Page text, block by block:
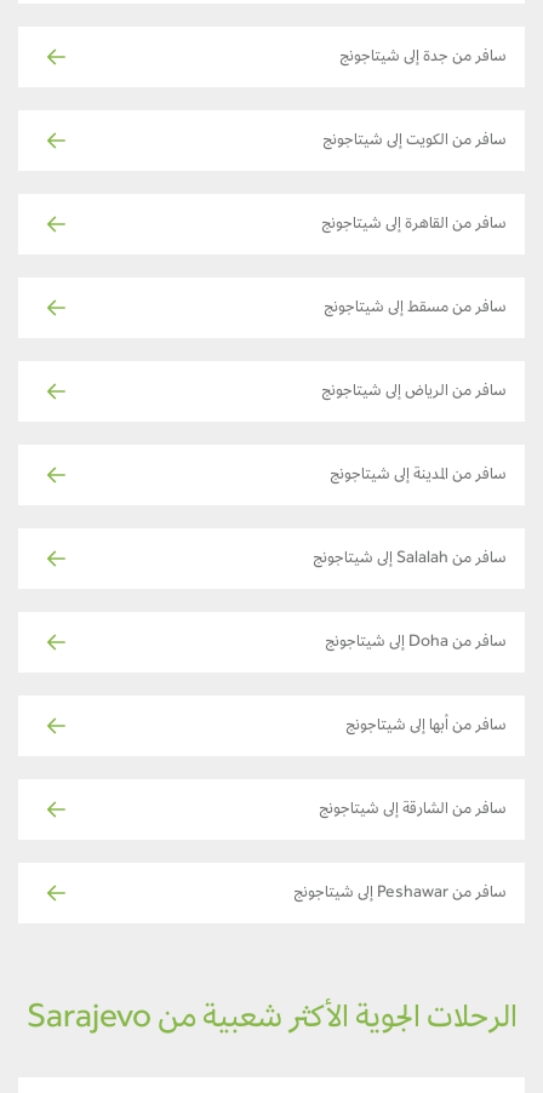
سافر من جدة إلى شيتاجونج
سافر من الكويت إلى شيتاجونج
سافر من القاهرة إلى شيتاجونج
سافر من مسقط إلى شيتاجونج
سافر من الرياض إلى شيتاجونج
سافر من المدينة إلى شيتاجونج
سافر من Salalah إلى شيتاجونج
سافر من Doha إلى شيتاجونج
سافر من أبها إلى شيتاجونج
سافر من الشارقة إلى شيتاجونج
سافر من Peshawar إلى شيتاجونج
الرحلات الجوية الأكثر شعبية من Sarajevo